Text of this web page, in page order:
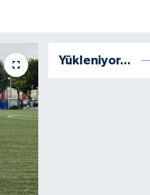
Yükleniyor...